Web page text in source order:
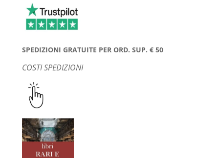
SPEDIZIONI GRATUITE PER ORD. SUP. € 50
COSTI SPEDIZIONI